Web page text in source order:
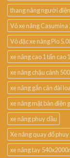
thang nâng người điện
Vỏ xe nâng
Vỏ đặc xe nâng Pio
xe nâng cao 1 tấn cao
xe nâng chậu cảnh
xe nâng gắn cân đài
xe nâng mặt bàn điện
xe nâng phuy dầu
Xe nâng quay đổ
xe nâng tay